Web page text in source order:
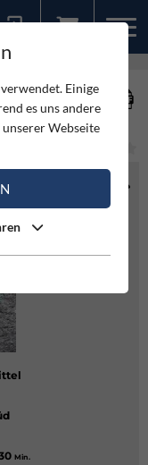
Min.
Einige
es uns andere
Webseite